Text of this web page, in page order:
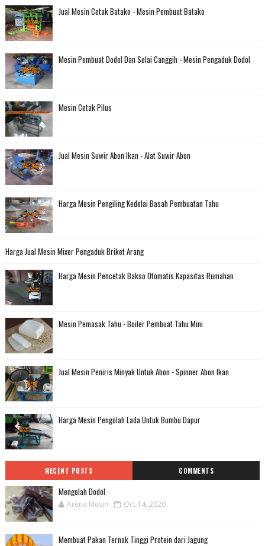
Jual Mesin Cetak Batako - Mesin Pembuat Batako
Mesin Pembuat Dodol Dan Selai Canggih - Mesin Pengaduk Dodol
Mesin Cetak Pilus
Jual Mesin Suwir Abon Ikan - Alat Suwir Abon
Harga Mesin Pengiling Kedelai Basah Pembuatan Tahu
Harga Jual Mesin Mixer Pengaduk Briket Arang
Harga Mesin Pencetak Bakso Otomatis Kapasitas Rumahan
Mesin Pemasak Tahu - Boiler Pembuat Tahu Mini
Jual Mesin Peniris Minyak Untuk Abon - Spinner Abon Ikan
Harga Mesin Pengolah Lada Untuk Bumbu Dapur
RECENT POSTS COMMENTS
Mengolah Dodol
Arena Mesin Oct 14, 2020
Membuat Pakan Ternak Tinggi Protein dari Jagung